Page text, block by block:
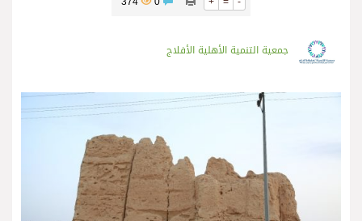
جمعية التنمية الأهلية الأفلاج